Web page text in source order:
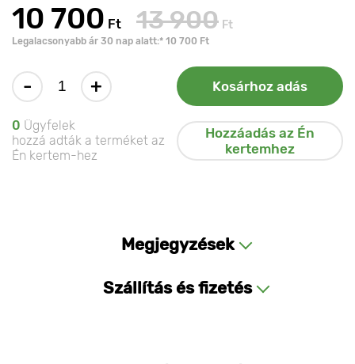
10 700 Ft 13 900 Ft
Legalacsonyabb ár 30 nap alatt:* 10 700 Ft
- + Kosárhoz adás
0 Ügyfelek
hozzá adták a terméket az
Én kertem-hez
Hozzáadás az Én
kertemhez
Megjegyzések
Szállítás és fizetés